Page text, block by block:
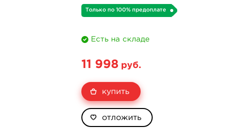
Только по 100% предоплате
Есть на складе
11 998 руб.
купить
отложить